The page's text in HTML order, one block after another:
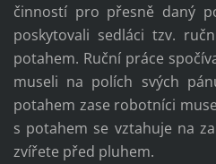
činností pro přesně daný
poskytovali sedláci tzv.
potahem. Ruční práce
museli na polích svých
potahem zase robotníci
s potahem se vztahuje na
zvířete před pluhem.